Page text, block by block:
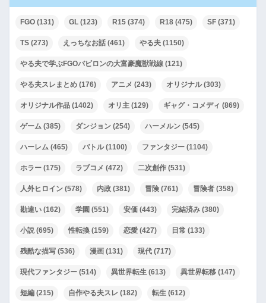
FGO (131) GL (123) R15 (374) R18 (475) SF (371)
TS (273) えっちなお話 (461) やる夫 (1150)
やる夫で学ぶFGOバビロンの大富豪魔獣戦線 (121)
やる夫スレまとめ (176) アニメ (243) オリジナル(303)
オリジナル作品 (1402) オリ主 (129) ギャグ・コメディ (869)
ゲーム (385) ダンジョン (254) ハーメルン (545)
ハーレム (465) バトル(1100) ファンタジー (1104)
ホラー (175) ラブコメ (472) 二次創作 (531)
人外ヒロイン (578) 内政 (381) 冒険 (761) 冒険者 (358)
勘違い (162) 学園 (551) 安価 (443) 完結済み (380)
小説 (695) 性転換 (159) 恋愛 (427) 日常 (133)
残酷な描写 (536) 漫画 (131) 現代 (717)
現代ファンタジー (514) 異世界転生 (613) 異世界転移 (147)
短編 (215) 自作やる夫スレ (182) 転生 (612)